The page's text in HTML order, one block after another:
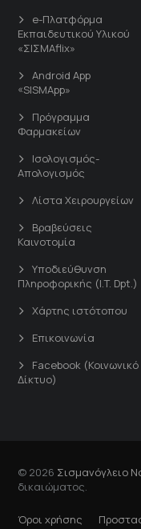
e-Πλατφόρμα
Εκπαιδευτικού Υλικού
«ΣΙΣΜΑflix»
Android App
«SISMApp»
Πρόγραμμα
Φαρμακείων
Ισολογισμός-
Απολογισμός
Λίστα Χειρουργείων
Βραβεύσεις
Καινοτομία
Υποδιεύθυνση
Πληροφορικής (I.T. Dpt.)
Χάρτης ιστότοπου
Επικοινωνία
Facebook (Κοινωνικό
Δίκτυο)
© 2026 Σισμανόγλειο
δικαιώματος.
Όροι χρήσης